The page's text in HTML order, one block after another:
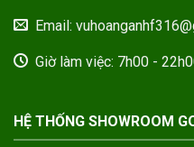
Email:
Giờ làm việc: 7h00 -
HỆ THỐNG SHOWROOM